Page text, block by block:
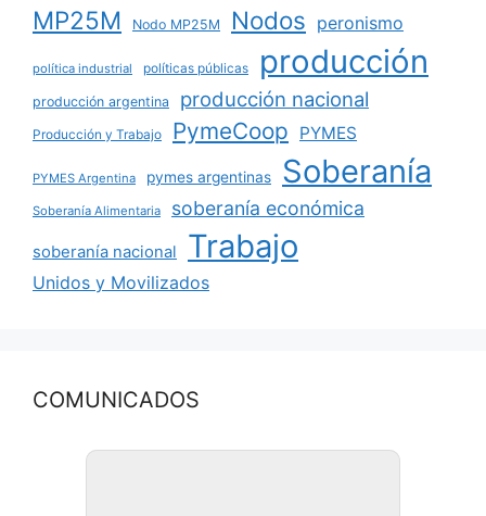
MP25M Nodo MP25M Nodos peronismo
política industrial políticas públicas producción
producción argentina producción nacional
Producción y Trabajo PymeCoop PYMES
PYMES Argentina pymes argentinas Soberanía
Soberanía Alimentaria soberanía económica
soberanía nacional Trabajo
Unidos y Movilizados
COMUNICADOS